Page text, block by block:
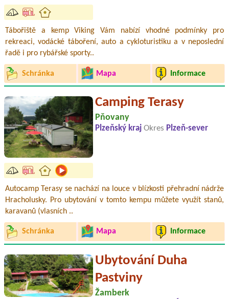
Tábořiště a kemp Viking Vám nabízí vhodné podmínky pro
rekreaci, vodácké táboření, auto a cykloturistiku a v neposlední
řadě i pro rybářské sporty..
Schránka Mapa Informace
Camping Terasy
Pňovany
Plzeňský kraj Okres Plzeň-sever
Autocamp Terasy se nachází na louce v blízkosti přehradní nádrže
Hracholusky. Pro ubytování v tomto kempu můžete využít stanů,
karavanů (vlasních ..
Schránka Mapa Informace
Ubytování Duha
Pastviny
Žamberk